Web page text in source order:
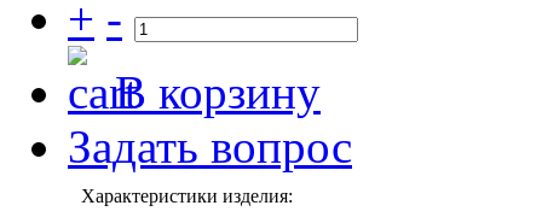
+ -
В корзину
Задать вопрос
Характеристики изделия: